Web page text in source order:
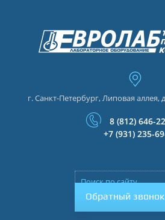
г. Санкт-Петербург, Липовая
8 (812) 646-
+7 (931) 235-
Обратный звонок